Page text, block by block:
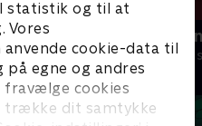
statistik og til at
Vores
cookie-data til
egne og andres
cookies
trække dit samtykke
Rasmus
Børneserier • 3